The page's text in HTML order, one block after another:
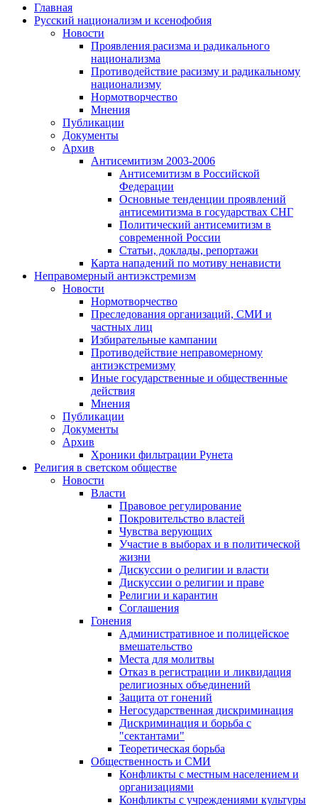
Главная
Русский национализм и ксенофобия
Новости
Проявления расизма и радикального
национализма
Противодействие расизму и радикальному
национализму
Нормотворчество
Мнения
Публикации
Документы
Архив
Антисемитизм 2003-2006
Антисемитизм в Российской
Федерации
Основные тенденции проявлений
антисемитизма в государствах СНГ
Политический антисемитизм в
современной России
Статьи, доклады, репортажи
Карта нападений по мотиву ненависти
Неправомерный антиэкстремизм
Новости
Нормотворчество
Преследования организаций, СМИ и
частных лиц
Избирательные кампании
Противодействие неправомерному
антиэкстремизму
Иные государственные и общественные
действия
Мнения
Публикации
Документы
Архив
Хроники фильтрации Рунета
Религия в светском обществе
Новости
Власти
Правовое регулирование
Покровительство властей
Чувства верующих
Участие в выборах и в политической
жизни
Дискуссии о религии и власти
Дискуссии о религии и праве
Религии и карантин
Соглашения
Гонения
Административное и полицейское
вмешательство
Места для молитвы
Отказ в регистрации и ликвидация
религиозных объединений
Защита от гонений
Негосударственная дискриминация
Дискриминация и борьба с
"сектантами"
Теоретическая борьба
Общественность и СМИ
Конфликты с местным населением и
организациями
Конфликты с учреждениями культуры